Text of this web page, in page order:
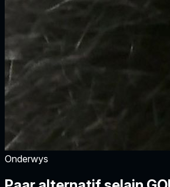
Onderwys